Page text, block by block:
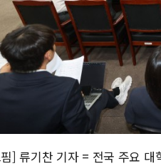
] 류기찬 기자 = 전국 주요